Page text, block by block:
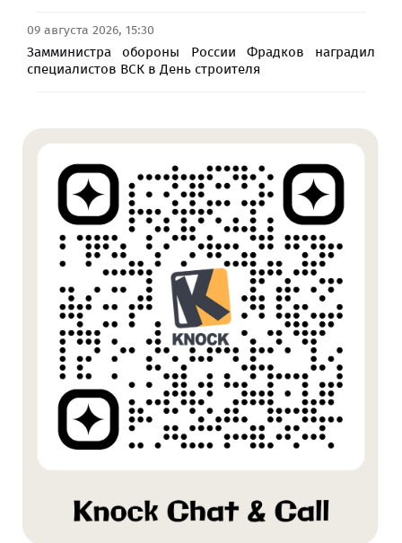
09 августа 2026, 15:30
Замминистра обороны России Фрадков наградил
специалистов ВСК в День строителя